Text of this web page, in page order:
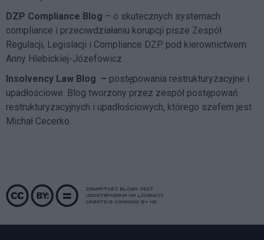
DZP Compliance Blog – o skutecznych systemach
compliance i przeciwdziałaniu korupcji pisze Zespół
Regulacji, Legislacji i Compliance DZP pod kierownictwem
Anny Hlebickiej-Józefowicz
Insolvency Law Blog – postępowania restrukturyzacyjne i
upadłościowe. Blog tworzony przez zespół postępowań
restrukturyzacyjnych i upadłościowych, którego szefem jest
Michał Cecerko.